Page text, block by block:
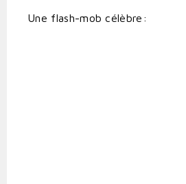
Une flash-mob célèbre: